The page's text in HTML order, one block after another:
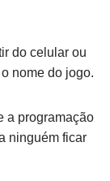
do celular ou
nome do jogo.
a programação
ninguém ficar